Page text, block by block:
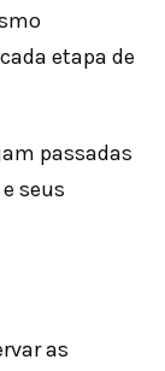
etapa de
passadas
seus
as